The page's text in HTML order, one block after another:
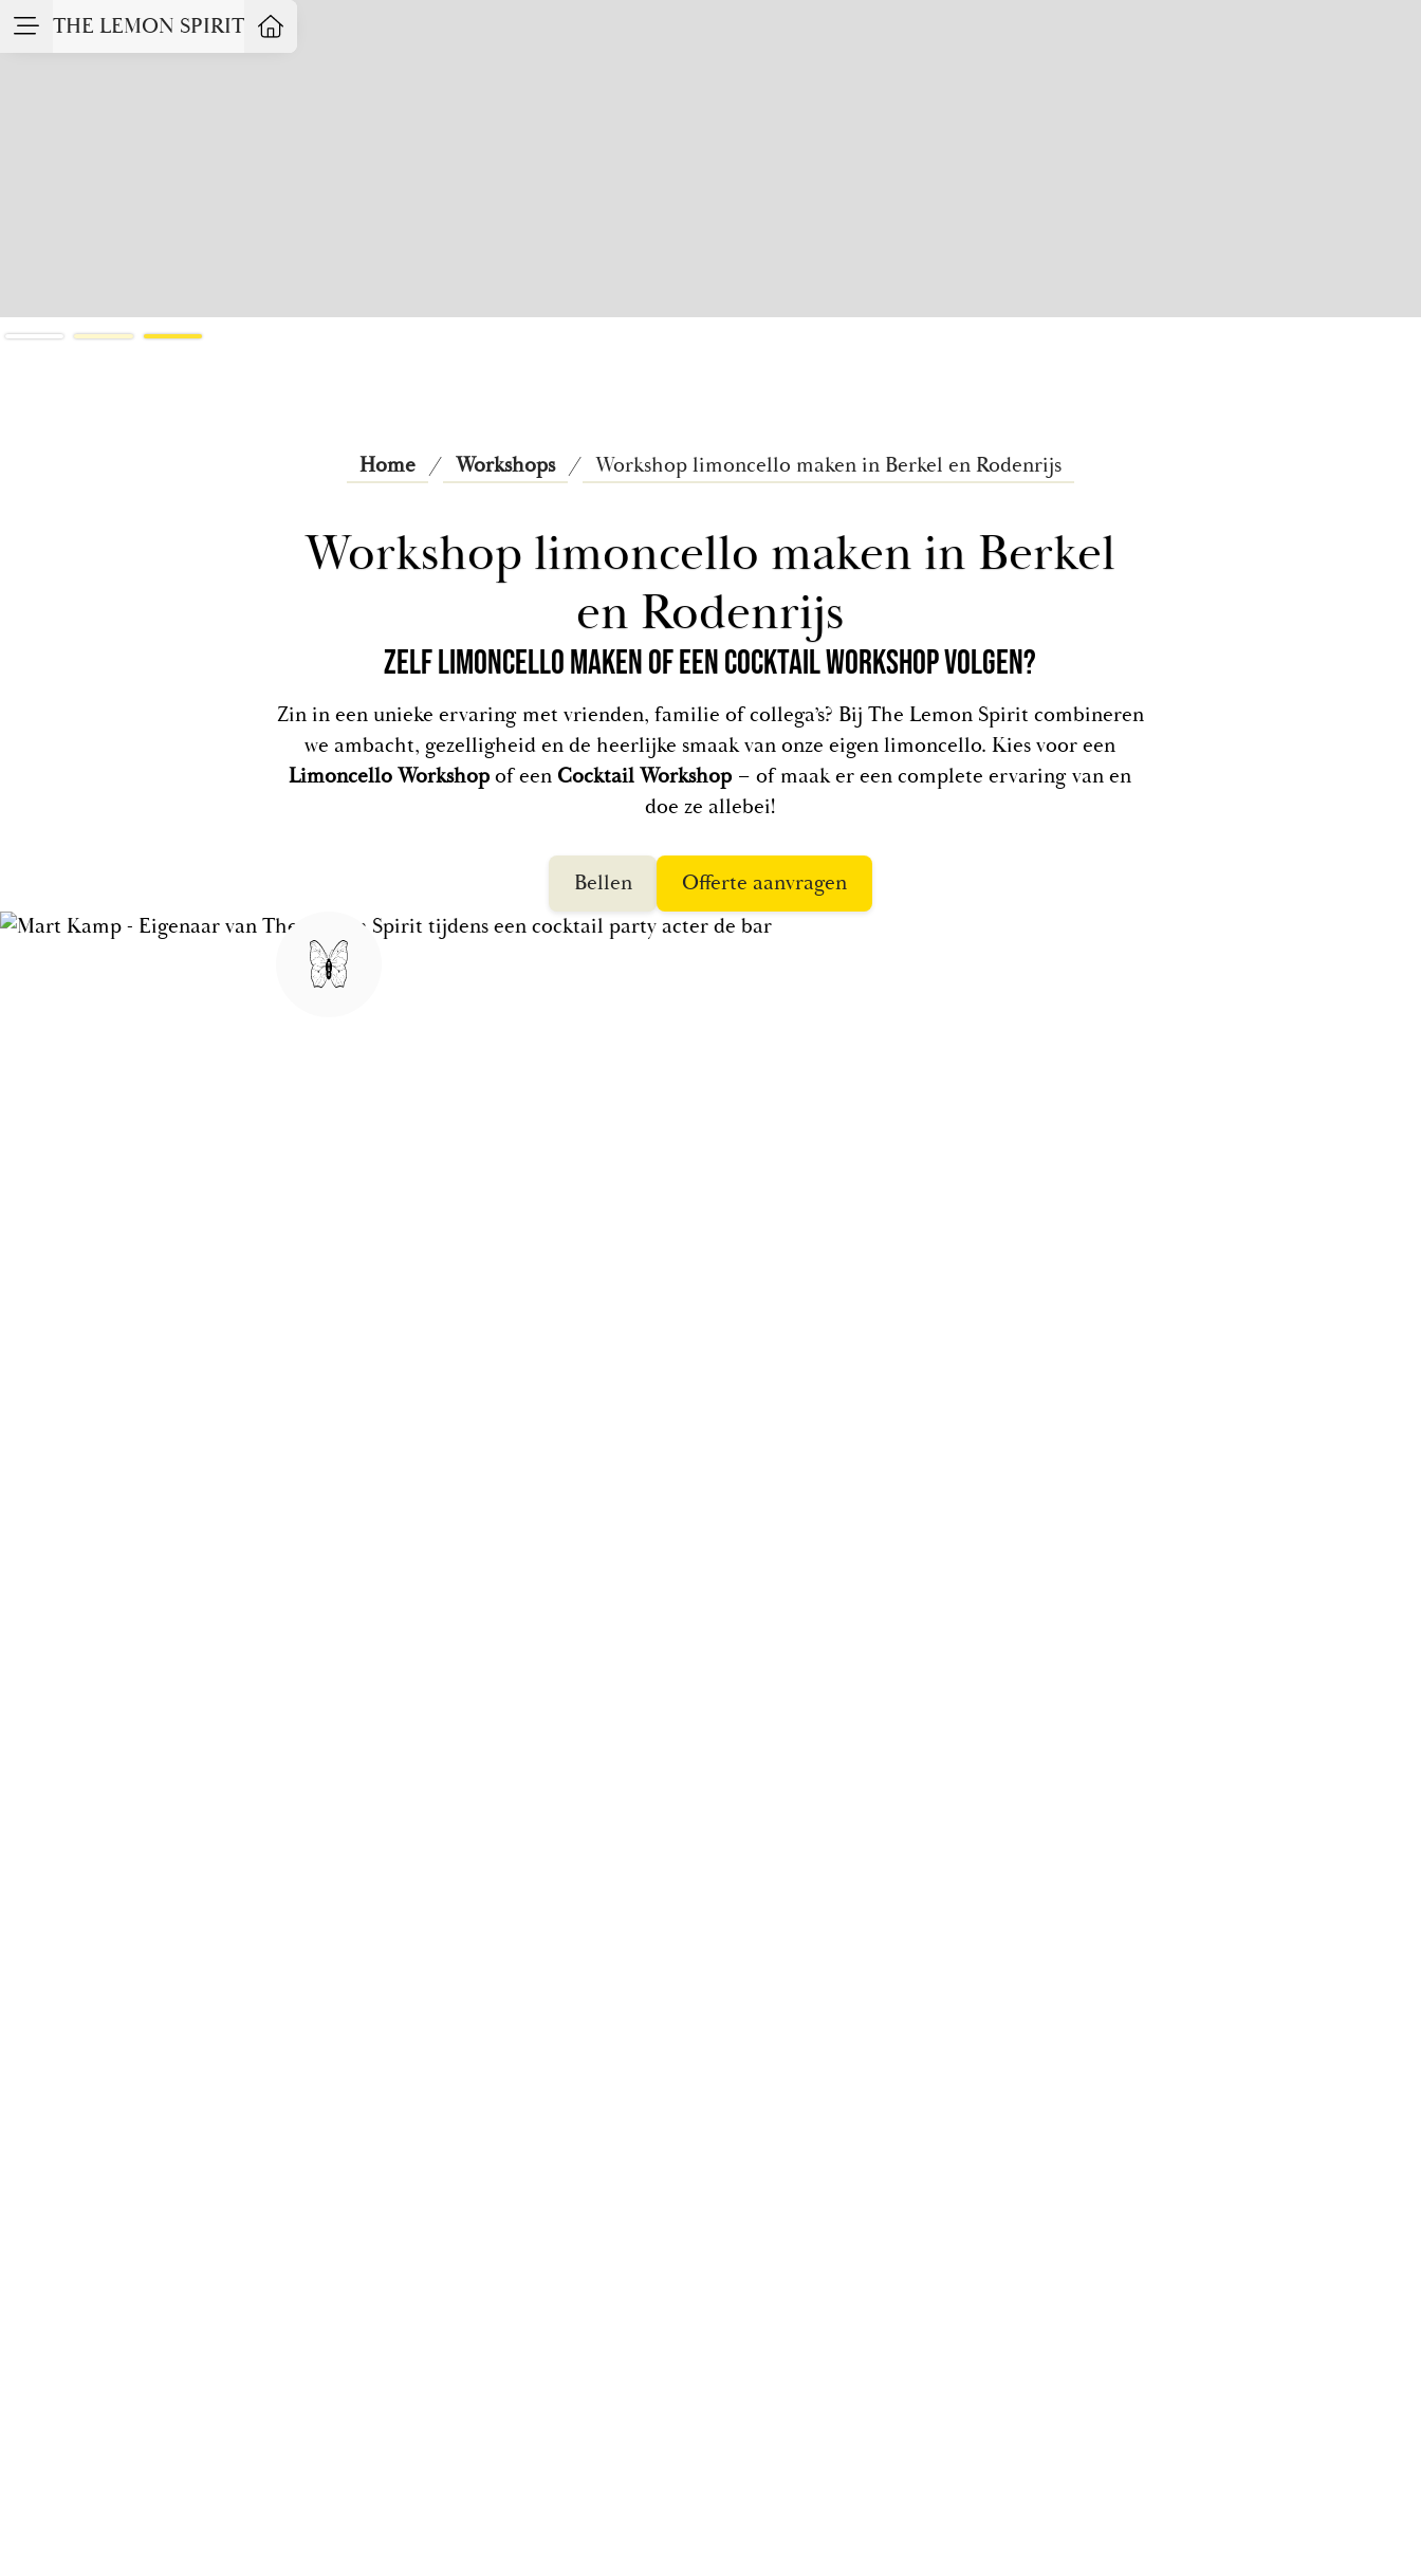
THE LEMON SPIRIT
Slide 3 of 3.
Home / Workshops / Workshop limoncello maken in Berkel en Rodenrijs
Workshop limoncello maken in Berkel
en Rodenrijs
ZELF LIMONCELLO MAKEN OF EEN COCKTAIL WORKSHOP VOLGEN?
Zin in een unieke ervaring met vrienden, familie of collega’s? Bij The Lemon Spirit combineren
we ambacht, gezelligheid en de heerlijke smaak van onze eigen limoncello. Kies voor een
Limoncello Workshop of een Cocktail Workshop – of maak er een complete ervaring van en
doe ze allebei!
Bellen Offerte aanvragen